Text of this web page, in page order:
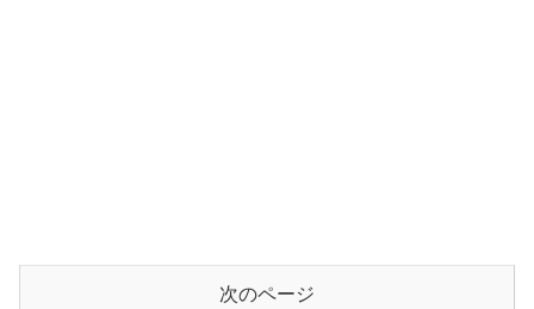
次のページ